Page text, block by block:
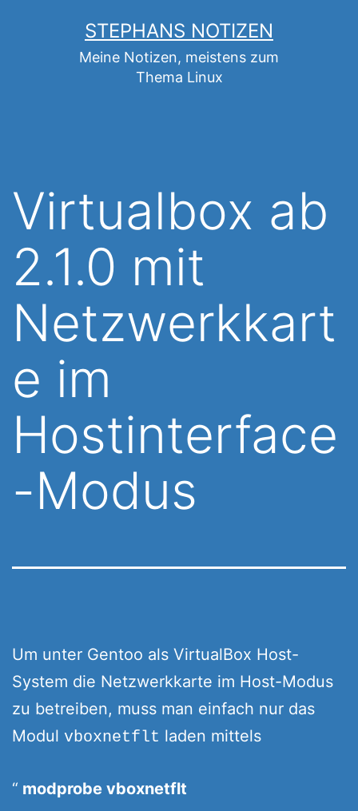
STEPHANS NOTIZEN
Meine Notizen, meistens zum
Thema Linux
Virtualbox ab
2.1.0 mit
Netzwerkkart
e im
Hostinterface
-Modus
Um unter Gentoo als VirtualBox Host-
System die Netzwerkkarte im Host-Modus
zu betreiben, muss man einfach nur das
Modul vboxnetflt laden mittels
modprobe vboxnetflt